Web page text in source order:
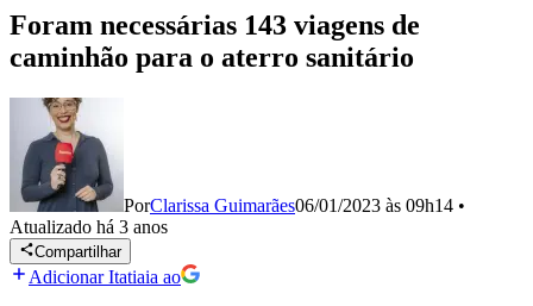
Foram necessárias 143 viagens de
caminhão para o aterro sanitário
PorClarissa Guimarães06/01/2023 às 09h14 •
Atualizado há 3 anos
Compartilhar
Adicionar Itatiaia ao